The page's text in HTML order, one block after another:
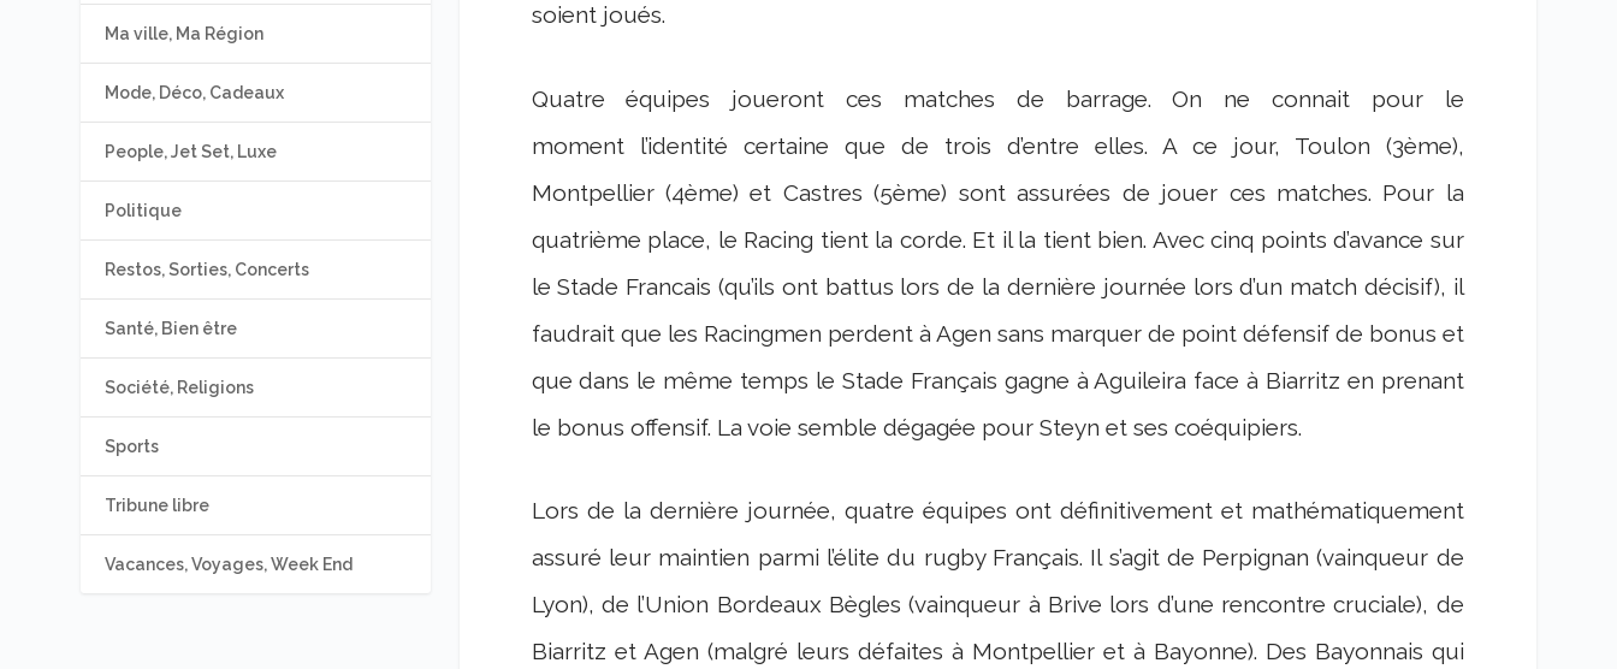
soient joués.
Quatre équipes joueront ces matches de barrage. On ne connait pour le
moment l’identité certaine que de trois d’entre elles. A ce jour, Toulon (3ème),
Montpellier (4ème) et Castres (5ème) sont assurées de jouer ces matches. Pour la
quatrième place, le Racing tient la corde. Et il la tient bien. Avec cinq points d’avance sur
le Stade Francais (qu’ils ont battus lors de la dernière journée lors d’un match décisif), il
faudrait que les Racingmen perdent à Agen sans marquer de point défensif de bonus et
que dans le même temps le Stade Français gagne à Aguileira face à Biarritz en prenant
le bonus offensif. La voie semble dégagée pour Steyn et ses coéquipiers.
Lors de la dernière journée, quatre équipes ont définitivement et mathématiquement
assuré leur maintien parmi l’élite du rugby Français. Il s’agit de Perpignan (vainqueur de
Lyon), de l’Union Bordeaux Bègles (vainqueur à Brive lors d’une rencontre cruciale), de
Biarritz et Agen (malgré leurs défaites à Montpellier et à Bayonne). Des Bayonnais qui
Ma ville, Ma Région
Mode, Déco, Cadeaux
People, Jet Set, Luxe
Politique
Restos, Sorties, Concerts
Santé, Bien être
Société, Religions
Sports
Tribune libre
Vacances, Voyages, Week End